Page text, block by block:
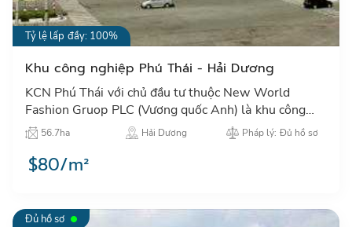
Tỷ lệ lấp đầy: 100%
Khu công nghiệp Phú Thái - Hải Dương
KCN Phú Thái với chủ đầu tư thuộc New World
Fashion Gruop PLC (Vương quốc Anh) là khu công
nghiệp tập trung phát triển các dự án ngày may mặc,
phụ trợ tại Hải …
56.7ha Hải Dương Pháp lý: Đủ hồ sơ
$80/m²
Đủ hồ sơ